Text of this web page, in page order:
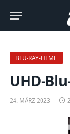
BLU-RAY-FILME
UHD-
24. MÄRZ 2023